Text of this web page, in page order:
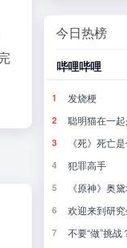
今日热榜
177.4万
些共同点…… 324.2万
258.4万
303.6万
雪的幻象」 200.5万
839.8万
214.5万
2
3
5
6
7